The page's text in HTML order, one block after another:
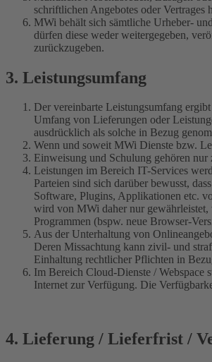
schriftlichen Angebotes oder
MWi behält sich sämtliche Urheber-
dürfen diese weder weitergegeben,
zurückzugeben.
3. Leistungsumfang
Der vereinbarte Leistungsumfang
Umfang von Lieferungen oder
ausdrücklich als solche in Bezug
Wenn und soweit MWi Dienste bzw.
Einweisung und Schulung gehören
Leistungen im Bereich IT-Services
Parteien sind sich darüber bewusst,
Software, Plugins, Applikationen etc.
wird von MWi daher nur
Programmen (bspw. neue Browser-
Aus der Unterhaltung von
Deren Missachtung kann zivil- und
Einhaltung rechtlicher Pflichten in
Im Bereich Cloud-Dienste / Webspace
Internet zur Verfügung. Die
4. Lieferung / Lieferfrist /